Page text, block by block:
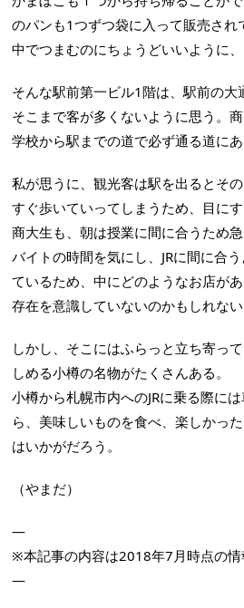
のパンも1つずつ袋に入って販売さ
中でつまむのにちょうどいいように
そんな駅前第一ビル1階は、駅前の大
そこまで客が多くないように思う。
学校から駅までの道で必ず通る道にあ
私が思うに、観光客は駅を出るとそ
すぐ歩いていってしまうため、目に
商大生も、朝は授業に間に合うため
バイトの時間を気にし、JRに間に合
ているため、中にどのようなお店が
存在を意識していないのかもしれない
しかし、そこにはふらっと立ち寄っ
しめる小樽の名物がたくさんある。
小樽から札幌市内へのJRに乗る際に
ら、美味しいものを食べ、楽しかっ
はいかがだろう。
（やまだ）
—
※本記事の内容は2018年7月時点の情
—